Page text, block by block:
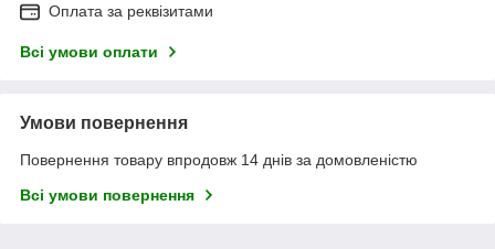
Оплата за реквізитами
Всі умови оплати
Умови повернення
Повернення товару впродовж 14 днів за домовленістю
Всі умови повернення